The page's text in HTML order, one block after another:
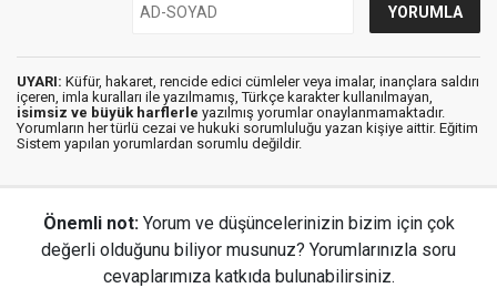
UYARI: Küfür, hakaret, rencide edici cümleler veya imalar, inançlara saldırı
içeren, imla kuralları ile yazılmamış, Türkçe karakter kullanılmayan,
isimsiz ve büyük harflerle yazılmış yorumlar onaylanmamaktadır.
Yorumların her türlü cezai ve hukuki sorumluluğu yazan kişiye aittir. Eğitim
Sistem yapılan yorumlardan sorumlu değildir.
Önemli not: Yorum ve düşüncelerinizin bizim için çok
değerli olduğunu biliyor musunuz? Yorumlarınızla soru
cevaplarımıza katkıda bulunabilirsiniz.